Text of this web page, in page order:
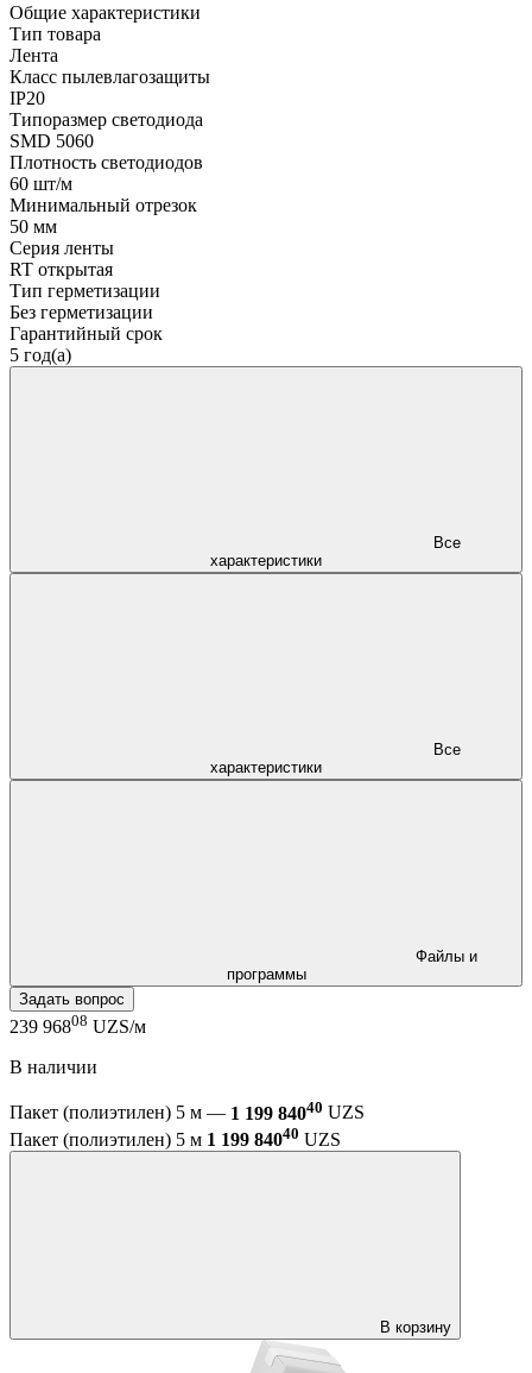
Общие характеристики
Тип товара
Лента
Класс пылевлагозащиты
IP20
Типоразмер светодиода
SMD 5060
Плотность светодиодов
60 шт/м
Минимальный отрезок
50 мм
Серия ленты
RT открытая
Тип герметизации
Без герметизации
Гарантийный срок
5 год(а)
характеристики
характеристики
программы
Задать вопрос
239 96808 UZS/м
В наличии
Пакет (полиэтилен) 5 м — 1 199 84040 UZS
Пакет (полиэтилен) 5 м 1 199 84040 UZS
В корзину